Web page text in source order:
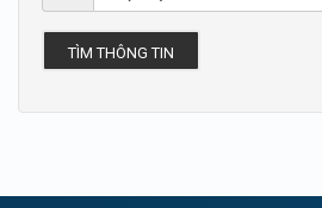
TÌM THÔNG TIN